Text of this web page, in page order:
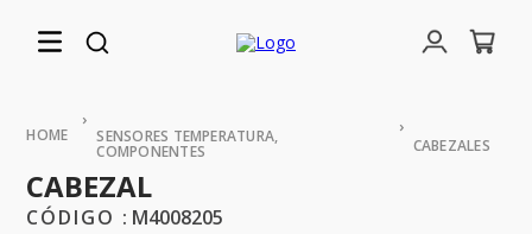
SENSORES TEMPERATURA,
COMPONENTES CABEZALES
CABEZAL
: M4008205